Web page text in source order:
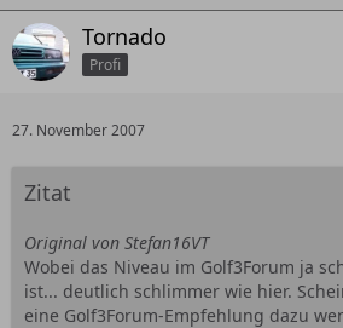
Tornado
Profi
27. November 2007
Zitat
Original von Stefan16VT
Wobei das Niveau im Golf3Forum ja
ist... deutlich schlimmer wie hier.
eine Golf3Forum-Empfehlung dazu